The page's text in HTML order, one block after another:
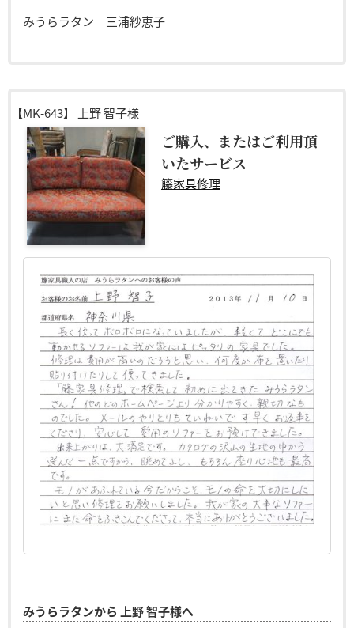
みうらラタン 三浦紗恵子
【MK-643】 上野 智子様
ご購入、またはご利用頂
いたサービス
籐家具修理
みうらラタンから 上野 智子様へ